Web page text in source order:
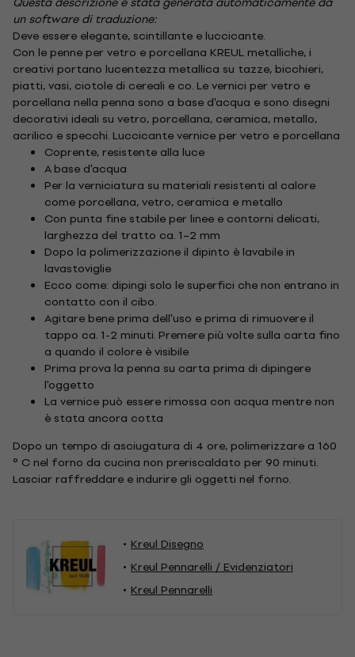
un software di traduzione:
Deve essere elegante, scintillante e luccicante.
Con le penne per vetro e porcellana KREUL metalliche, i
creativi portano lucentezza metallica su tazze, bicchieri,
piatti, vasi, ciotole di cereali e co. Le vernici per vetro e
porcellana nella penna sono a base d'acqua e sono disegni
decorativi ideali su vetro, porcellana, ceramica, metallo,
acrilico e specchi. Luccicante vernice per vetro e porcellana
Coprente, resistente alla luce
A base d'acqua
Per la verniciatura su materiali resistenti al calore
come porcellana, vetro, ceramica e metallo
Con punta fine stabile per linee e contorni delicati,
larghezza del tratto ca. 1–2 mm
Dopo la polimerizzazione il dipinto è lavabile in
lavastoviglie
Ecco come: dipingi solo le superfici che non entrano in
contatto con il cibo.
Agitare bene prima dell'uso e prima di rimuovere il
tappo ca. 1-2 minuti. Premere più volte sulla carta fino
a quando il colore è visibile
Prima prova la penna su carta prima di dipingere
l'oggetto
La vernice può essere rimossa con acqua mentre non
è stata ancora cotta
Dopo un tempo di asciugatura di 4 ore, polimerizzare a 160
° C nel forno da cucina non preriscaldato per 90 minuti.
Lasciar raffreddare e indurire gli oggetti nel forno.
Kreul Disegno
Kreul Pennarelli / Evidenziatori
Kreul Pennarelli